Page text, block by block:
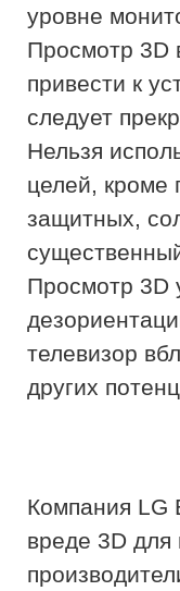
уровне
Просмотр 3D
привести к
следует
Нельзя
целей, кроме
защитных,
Просмотр 3D
телевизор
других
Компания LG
вреде 3D для